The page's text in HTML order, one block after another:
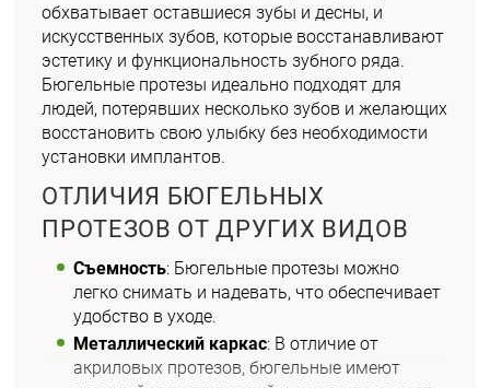
обхватывает оставшиеся зубы и десны, и
искусственных зубов, которые восстанавливают
эстетику и функциональность зубного ряда.
Бюгельные протезы идеально подходят для
людей, потерявших несколько зубов и желающих
восстановить свою улыбку без необходимости
установки имплантов.
ОТЛИЧИЯ БЮГЕЛЬНЫХ
ПРОТЕЗОВ ОТ ДРУГИХ ВИДОВ
Съемность: Бюгельные протезы можно
легко снимать и надевать, что обеспечивает
удобство в уходе.
Металлический каркас: В отличие от
акриловых протезов, бюгельные имеют